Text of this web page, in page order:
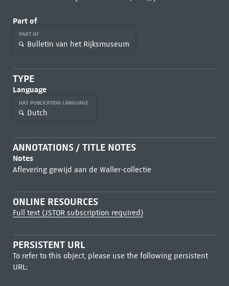
Part of
PART OF
Bulletin van het Rijksmuseum
TYPE
Language
HAS PUBLICATION LANGUAGE
Dutch
ANNOTATIONS / TITLE NOTES
Notes
Aflevering gewijd aan de Waller-collectie
ONLINE RESOURCES
Full text (JSTOR subscription required)
PERSISTENT URL
To refer to this object, please use the following persistent
URL: